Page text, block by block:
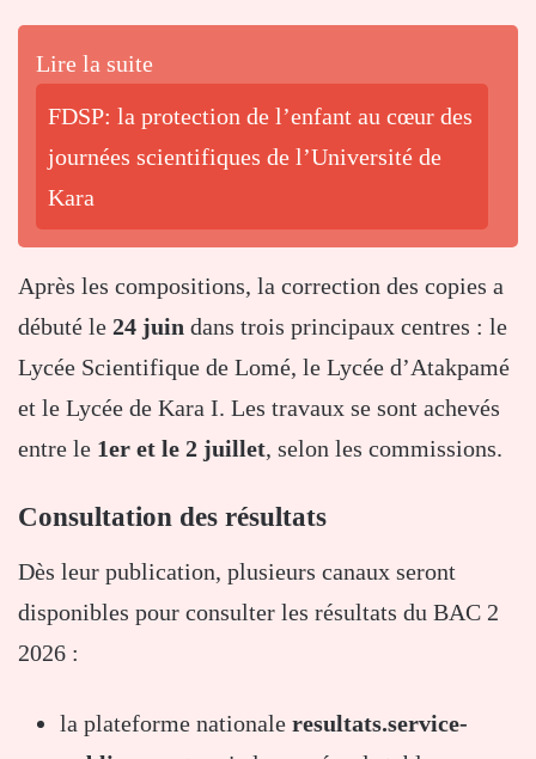
Lire la suite
FDSP: la protection de l’enfant au cœur des
journées scientifiques de l’Université de
Kara
Après les compositions, la correction des copies a
débuté le 24 juin dans trois principaux centres : le
Lycée Scientifique de Lomé, le Lycée d’Atakpamé
et le Lycée de Kara I. Les travaux se sont achevés
entre le 1er et le 2 juillet, selon les commissions.
Consultation des résultats
Dès leur publication, plusieurs canaux seront
disponibles pour consulter les résultats du BAC 2
2026 :
la plateforme nationale resultats.service-